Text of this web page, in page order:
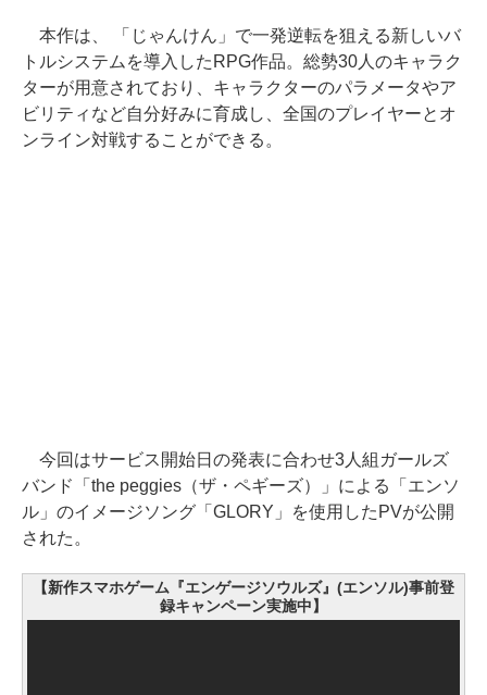
本作は、 「じゃんけん」で一発逆転を狙える新しいバ
トルシステムを導入したRPG作品。総勢30人のキャラク
ターが用意されており、キャラクターのパラメータやア
ビリティなど自分好みに育成し、全国のプレイヤーとオ
ンライン対戦することができる。
今回はサービス開始日の発表に合わせ3人組ガールズ
バンド「the peggies（ザ・ペギーズ）」による「エンソ
ル」のイメージソング「GLORY」を使用したPVが公開
された。
【新作スマホゲーム『エンゲージソウルズ』(エンソル)事前登
録キャンペーン実施中】